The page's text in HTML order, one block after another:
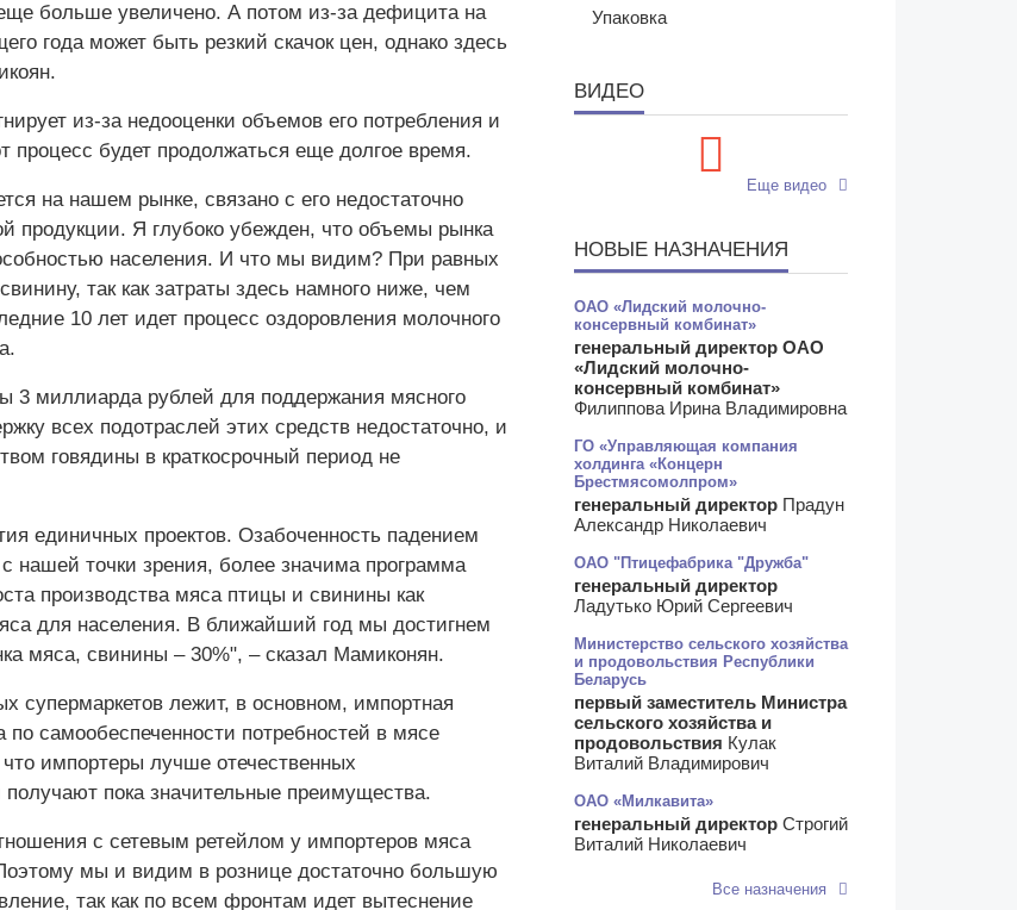
больше увеличено. А потом из-за дефицита на
года может быть резкий скачок цен, однако здесь
из-за недооценки объемов его потребления и
будет продолжаться еще долгое время.
на нашем рынке, связано с его недостаточно
продукции. Я глубоко убежден, что объемы рынка
населения. И что мы видим? При равных
так как затраты здесь намного ниже, чем
10 лет идет процесс оздоровления молочного
3 миллиарда рублей для поддержания мясного
всех подотраслей этих средств недостаточно, и
говядины в краткосрочный период не
единичных проектов. Озабоченность падением
нашей точки зрения, более значима программа
производства мяса птицы и свинины как
для населения. В ближайший год мы достигнем
мяса, свинины – 30%", – сказал Мамиконян.
супермаркетов лежит, в основном, импортная
самообеспеченности потребностей в мясе
импортеры лучше отечественных
пока значительные преимущества.
с сетевым ретейлом у импортеров мяса
мы и видим в рознице достаточно большую
так как по всем фронтам идет вытеснение
Упаковка
ВИДЕО
Еще видео
НОВЫЕ НАЗНАЧЕНИЯ
ОАО «Лидский молочно-
консервный комбинат»
генеральный директор ОАО
«Лидский молочно-
консервный комбинат»
Филиппова Ирина Владимировна
ГО «Управляющая компания
холдинга «Концерн
Брестмясомолпром»
генеральный директор Прадун
Александр Николаевич
ОАО "Птицефабрика "Дружба"
генеральный директор
Ладутько Юрий Сергеевич
Министерство сельского хозяйства
и продовольствия Республики
Беларусь
первый заместитель Министра
сельского хозяйства и
продовольствия Кулак
Виталий Владимирович
ОАО «Милкавита»
генеральный директор Строгий
Виталий Николаевич
Все назначения